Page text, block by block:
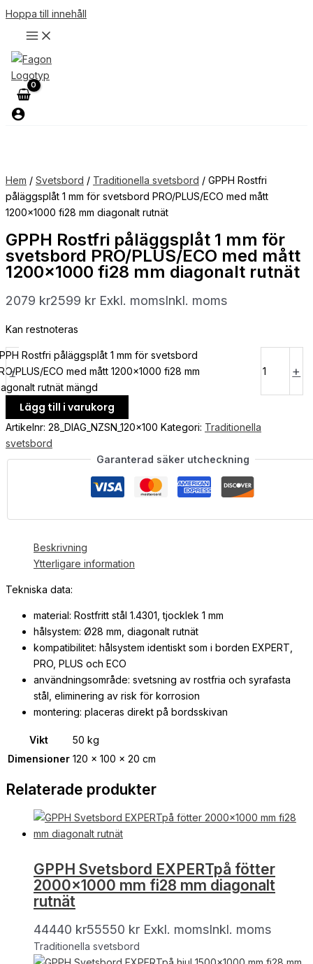
Hoppa till innehåll
Hem / Svetsbord / Traditionella svetsbord / GPPH Rostfri
påläggsplåt 1 mm för svetsbord PRO/PLUS/ECO med mått
1200×1000 fi28 mm diagonalt rutnät
GPPH Rostfri påläggsplåt 1 mm för
svetsbord PRO/PLUS/ECO med mått
1200×1000 fi28 mm diagonalt rutnät
2079 kr2599 kr Exkl. momsInkl. moms
Kan restnoteras
-
Rostfri påläggsplåt 1 mm för svetsbord
PLUS/ECO med mått 1200x1000 fi28 mm
rutnät mängd
+
Lägg till i varukorg
Artikelnr: 28_DIAG_NZSN_120x100 Kategori: Traditionella
svetsbord
Garanterad säker utcheckning
Beskrivning
Ytterligare information
Tekniska data:
material: Rostfritt stål 1.4301, tjocklek 1 mm
hålsystem: Ø28 mm, diagonalt rutnät
kompatibilitet: hålsystem identiskt som i borden EXPERT,
PRO, PLUS och ECO
användningsområde: svetsning av rostfria och syrafasta
stål, eliminering av risk för korrosion
montering: placeras direkt på bordsskivan
Vikt
50 kg
Dimensioner 120 × 100 × 20 cm
Relaterade produkter
GPPH Svetsbord EXPERTpå fötter
2000×1000 mm fi28 mm diagonalt
rutnät
44440 kr55550 kr Exkl. momsInkl. moms
Traditionella svetsbord